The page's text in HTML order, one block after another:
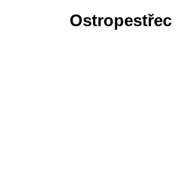
Ostropestřec